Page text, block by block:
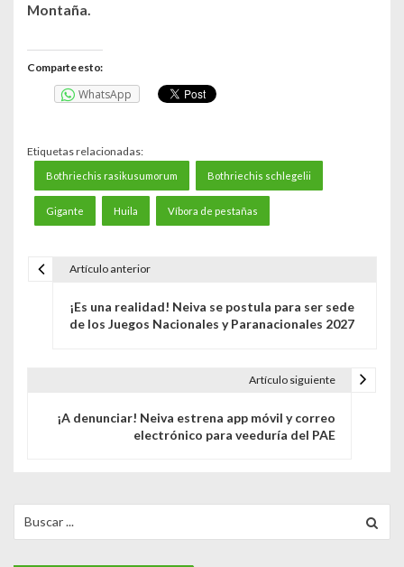
Montaña.
Comparte esto:
WhatsApp
Etiquetas relacionadas:
Bothriechis rasikusumorum Bothriechis schlegelii
Gigante Huila Víbora de pestañas
i
ó
Artículo anterior
¡Es una realidad! Neiva se postula para ser sede
de los Juegos Nacionales y Paranacionales 2027
Artículo siguiente
¡A denunciar! Neiva estrena app móvil y correo
electrónico para veeduría del PAE
for: